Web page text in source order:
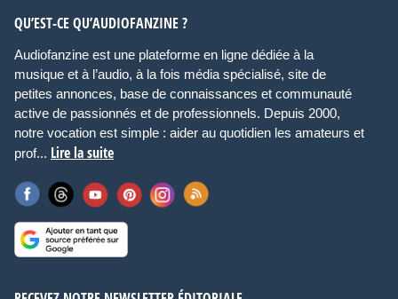
QU’EST-CE QU’AUDIOFANZINE ?
Audiofanzine est une plateforme en ligne dédiée à la
musique et à l’audio, à la fois média spécialisé, site de
petites annonces, base de connaissances et communauté
active de passionnés et de professionnels. Depuis 2000,
notre vocation est simple : aider au quotidien les amateurs et
prof... Lire la suite